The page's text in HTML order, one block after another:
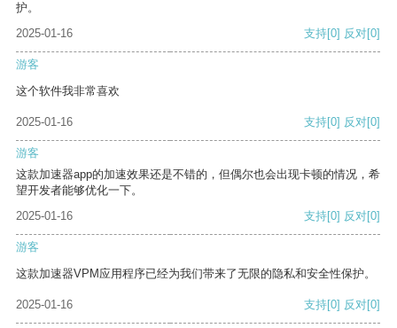
护。
2025-01-16
支持[0] 反对[0]
游客
这个软件我非常喜欢
2025-01-16 支持[0] 反对[0]
游客
这款加速器app的加速效果还是不错的，但偶尔也会出现卡顿的情况，希
望开发者能够优化一下。
2025-01-16
支持[0] 反对[0]
游客
这款加速器VPM应用程序已经为我们带来了无限的隐私和安全性保护。
2025-01-16 支持[0] 反对[0]